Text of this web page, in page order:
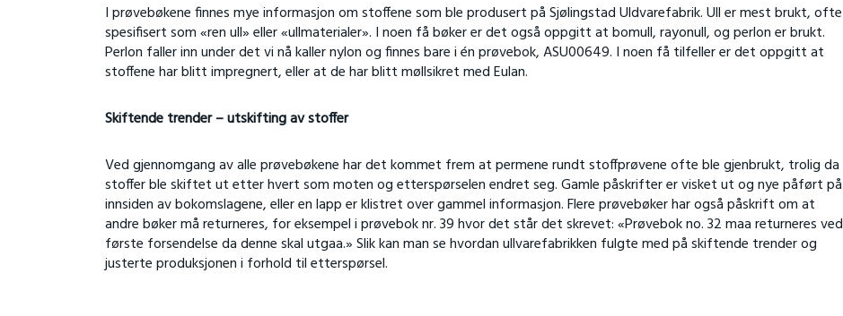
I prøvebøkene finnes mye informasjon om stoffene som ble produsert på Sjølingstad Uldvarefabrik. Ull er mest brukt, ofte
spesifisert som «ren ull» eller «ullmaterialer». I noen få bøker er det også oppgitt at bomull, rayonull, og perlon er brukt.
Perlon faller inn under det vi nå kaller nylon og finnes bare i én prøvebok, ASU00649. I noen få tilfeller er det oppgitt at
stoffene har blitt impregnert, eller at de har blitt møllsikret med Eulan.
Skiftende trender – utskifting av stoffer
Ved gjennomgang av alle prøvebøkene har det kommet frem at permene rundt stoffprøvene ofte ble gjenbrukt, trolig da
stoffer ble skiftet ut etter hvert som moten og etterspørselen endret seg. Gamle påskrifter er visket ut og nye påført på
innsiden av bokomslagene, eller en lapp er klistret over gammel informasjon. Flere prøvebøker har også påskrift om at
andre bøker må returneres, for eksempel i prøvebok nr. 39 hvor det står det skrevet: «Prøvebok no. 32 maa returneres ved
første forsendelse da denne skal utgaa.» Slik kan man se hvordan ullvarefabrikken fulgte med på skiftende trender og
justerte produksjonen i forhold til etterspørsel.